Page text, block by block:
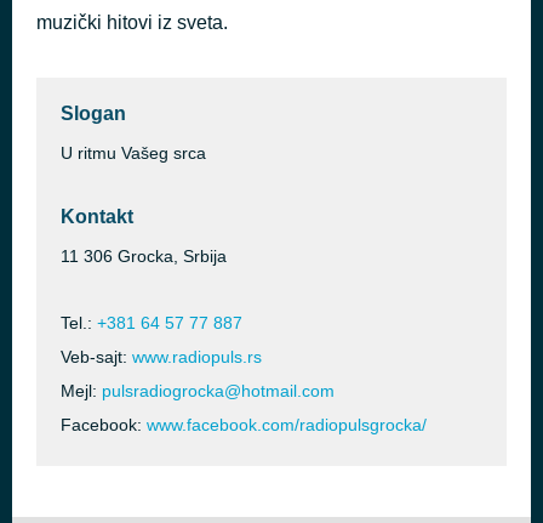
muzički hitovi iz sveta.
Slogan
U ritmu Vašeg srca
Kontakt
11 306 Grocka, Srbija
Tel.: +381 64 57 77 887
Veb-sajt: www.radiopuls.rs
Mejl: pulsradiogrocka@hotmail.com
Facebook: www.facebook.com/radiopulsgrocka/